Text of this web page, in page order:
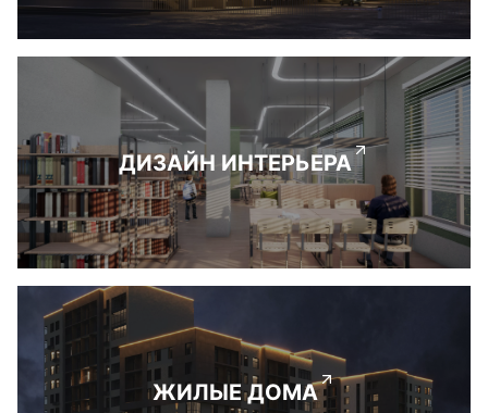
ДИЗАЙН ИНТЕРЬЕРА
ЖИЛЫЕ ДОМА